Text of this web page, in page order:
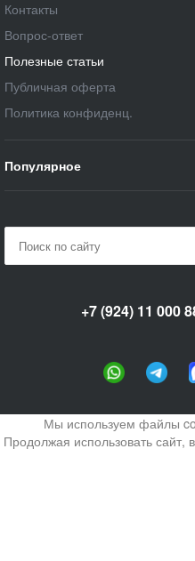
Контакты
Вопрос-ответ
Полезные статьи
Публичная оферта
Политика конфиденц.
Популярное
+7 (924) 11 000
Мы используем файлы
Продолжая использовать сайт,